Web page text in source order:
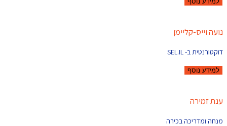
נועה וייס-קליימן
דוקטורנטית ב- SEL.IL
למידע נוסף
ענת זמירה
מנחה ומדריכה בכירה